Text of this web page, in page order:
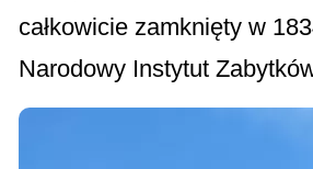
całkowicie zamknięty w
Narodowy Instytut